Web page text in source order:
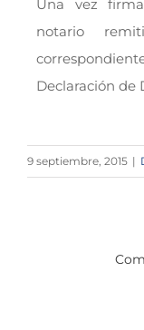
Una vez
notario
Declaración de
9 septiembre, 2015 |